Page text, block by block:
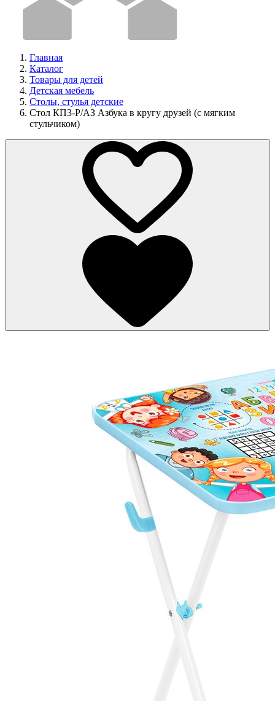
Главная
Каталог
Товары для детей
Детская мебель
Столы, стулья детские
Стол КП3-Р/АЗ Азбука в кругу друзей (с мягким
стульчиком)